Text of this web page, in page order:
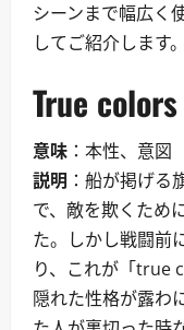
シーンまで幅広く
してご紹介します。
True colors
意味 ：本性、意図
説明 ：船が掲げ
で、敵を欺くため
た。しかし戦闘前
り、これが「true
隠れた性格が露わ